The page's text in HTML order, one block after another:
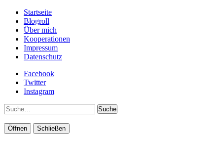
Startseite
Blogroll
Über mich
Kooperationen
Impressum
Datenschutz
Facebook
Twitter
Instagram
Suche
Öffnen Schließen